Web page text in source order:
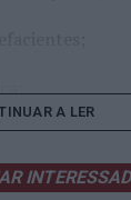
sobre
A LER